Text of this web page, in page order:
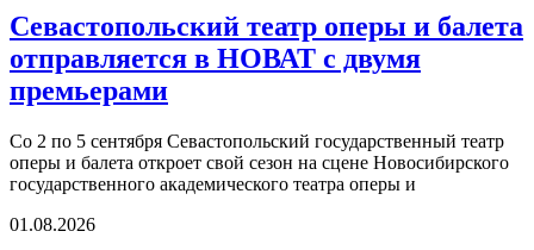
Севастопольский театр оперы и балета
отправляется в НОВАТ с двумя
премьерами
Со 2 по 5 сентября Севастопольский государственный театр
оперы и балета откроет свой сезон на сцене Новосибирского
государственного академического театра оперы и
01.08.2026